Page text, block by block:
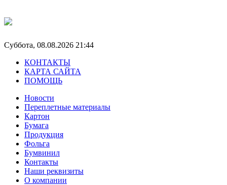
Суббота, 08.08.2026 21:44
КОНТАКТЫ
КАРТА САЙТА
ПОМОЩЬ
Новости
Переплетные материалы
Картон
Бумага
Продукция
Фольга
Бумвинил
Контакты
Наши реквизиты
О компании